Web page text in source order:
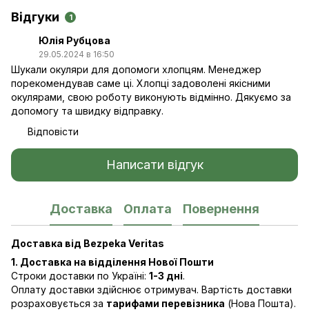
Відгуки 1
Юлія Рубцова
29.05.2024 в 16:50
Шукали окуляри для допомоги хлопцям. Менеджер
порекомендував саме ці. Хлопці задоволені якісними
окулярами, свою роботу виконують відмінно. Дякуємо за
допомогу та швидку відправку.
Відповісти
Написати відгук
Доставка Оплата Повернення
Доставка від Bezpeka Veritas
1. Доставка на відділення Нової Пошти
Строки доставки по Україні: 1-3 дні.
Оплату доставки здійснює отримувач. Вартість доставки
розраховується за тарифами перевізника (Нова Пошта).